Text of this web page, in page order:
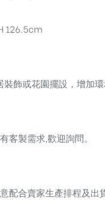
126.5cm
飾或花園擺設，增加環
客製需求,歡迎詢問。
配合賣家生產排程及出